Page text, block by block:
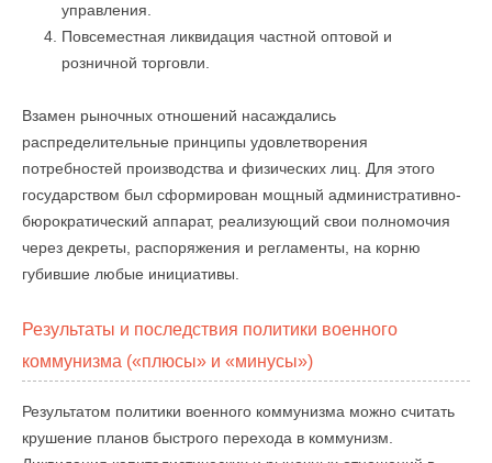
управления.
Повсеместная ликвидация частной оптовой и
розничной торговли.
Взамен рыночных отношений насаждались
распределительные принципы удовлетворения
потребностей производства и физических лиц. Для этого
государством был сформирован мощный административно-
бюрократический аппарат, реализующий свои полномочия
через декреты, распоряжения и регламенты, на корню
губившие любые инициативы.
Результаты и последствия политики военного
коммунизма («плюсы» и «минусы»)
Результатом политики военного коммунизма можно считать
крушение планов быстрого перехода в коммунизм.